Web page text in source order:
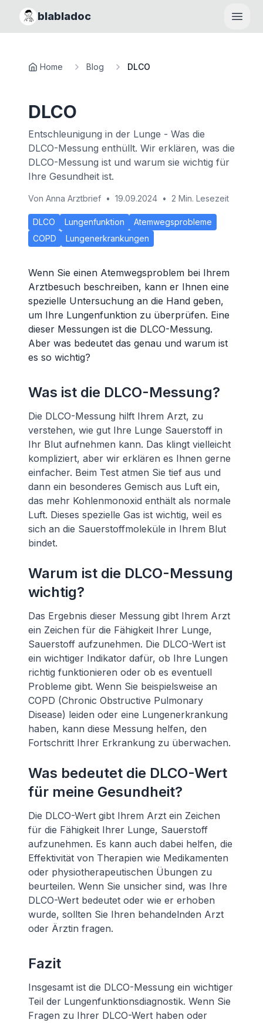
blabladoc
Home Blog DLCO
DLCO
Entschleunigung in der Lunge - Was die
DLCO-Messung enthüllt. Wir erklären, was die
DLCO-Messung ist und warum sie wichtig für
Ihre Gesundheit ist.
Von Anna Arztbrief • 19.09.2024 • 2 Min. Lesezeit
DLCO Lungenfunktion
Atemwegsprobleme
COPD
Lungenerkrankungen
Wenn Sie einen Atemwegsproblem bei Ihrem
Arztbesuch beschreiben, kann er Ihnen eine
spezielle Untersuchung an die Hand geben,
um Ihre Lungenfunktion zu überprüfen. Eine
dieser Messungen ist die DLCO-Messung.
Aber was bedeutet das genau und warum ist
es so wichtig?
Was ist die DLCO-Messung?
Die DLCO-Messung hilft Ihrem Arzt, zu
verstehen, wie gut Ihre Lunge Sauerstoff in
Ihr Blut aufnehmen kann. Das klingt vielleicht
kompliziert, aber wir erklären es Ihnen gerne
einfacher. Beim Test atmen Sie tief aus und
dann ein besonderes Gemisch aus Luft ein,
das mehr Kohlenmonoxid enthält als normale
Luft. Dieses spezielle Gas ist wichtig, weil es
sich an die Sauerstoffmoleküle in Ihrem Blut
bindet.
Warum ist die DLCO-Messung
wichtig?
Das Ergebnis dieser Messung gibt Ihrem Arzt
ein Zeichen für die Fähigkeit Ihrer Lunge,
Sauerstoff aufzunehmen. Die DLCO-Wert ist
ein wichtiger Indikator dafür, ob Ihre Lungen
richtig funktionieren oder ob es eventuell
Probleme gibt. Wenn Sie beispielsweise an
COPD (Chronic Obstructive Pulmonary
Disease) leiden oder eine Lungenerkrankung
haben, kann diese Messung helfen, den
Fortschritt Ihrer Erkrankung zu überwachen.
Was bedeutet die DLCO-Wert
für meine Gesundheit?
Die DLCO-Wert gibt Ihrem Arzt ein Zeichen
für die Fähigkeit Ihrer Lunge, Sauerstoff
aufzunehmen. Es kann auch dabei helfen, die
Effektivität von Therapien wie Medikamenten
oder physiotherapeutischen Übungen zu
beurteilen. Wenn Sie unsicher sind, was Ihre
DLCO-Wert bedeutet oder wie er erhoben
wurde, sollten Sie Ihren behandelnden Arzt
oder Ärztin fragen.
Fazit
Insgesamt ist die DLCO-Messung ein wichtiger
Teil der Lungenfunktionsdiagnostik. Wenn Sie
Fragen zu Ihrer DLCO-Wert haben oder